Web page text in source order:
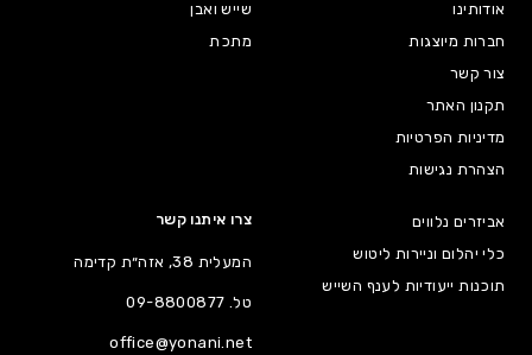
אודותינו
חברות מיוצגות
צור קשר
תקנון האתר
מדיניות הפרטיות
הצהרת נגישות
שייש ואבן
מתכת
אביזרים נלווים
כלי יהלום וניירות ליטוש
תוכנות ייעודיות לענף השייש
צרו איתנו קשר
המעלית 38, אזה״ת קדימה
טל. 09-8800877
office@yonani.net